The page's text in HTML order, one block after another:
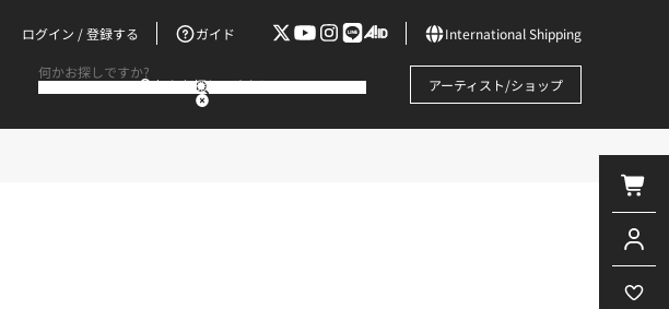
ログイン / 登録する ガイド International Shipping
何かお探しですか? アーティスト/ショップ